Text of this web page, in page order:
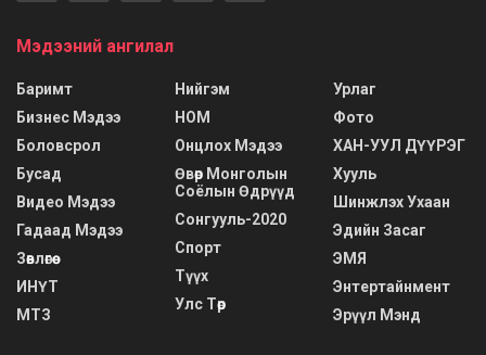
Мэдээний ангилал
Баримт
Бизнес Мэдээ
Боловсрол
Бусад
Видео Мэдээ
Гадаад Мэдээ
Зөвлөгөө
ИНҮТ
МТЗ
Нийгэм
НОМ
Онцлох Мэдээ
Өвөр Монголын
Соёлын Өдрүүд
Сонгууль-2020
Спорт
Түүх
Улс Төр
Урлаг
Фото
ХАН-УУЛ ДҮҮРЭГ
Хууль
Шинжлэх Ухаан
Эдийн Засаг
ЭМЯ
Энтертайнмент
Эрүүл Мэнд